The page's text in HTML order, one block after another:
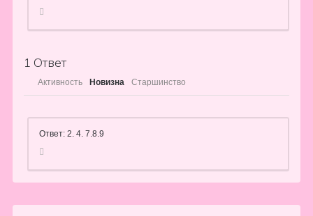
1 Ответ
Активность Новизна Старшинство
Ответ: 2. 4. 7.8.9